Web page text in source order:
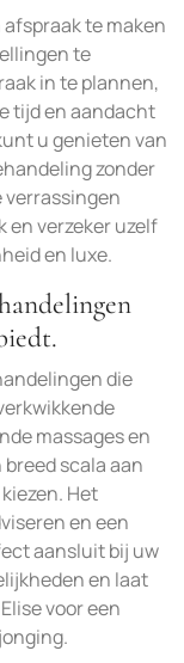
te maken
te
in te plannen,
tijd en aandacht
u genieten van
zonder
en verzeker uzelf
en luxe.
die
massages en
scala aan
Het
en een
aansluit bij uw
en laat
voor een